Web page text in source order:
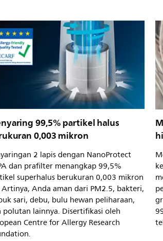
99,5% partikel halus
0,003 mikron
2 lapis dengan NanoProtect
dan prafilter menangkap 99,5%
superhalus berukuran 0,003 mikron
Anda aman dari PM2.5, bakteri,
sari, debu, bulu hewan peliharaan,
polutan lainnya. Disertifikasi oleh
Centre for Allergy Research